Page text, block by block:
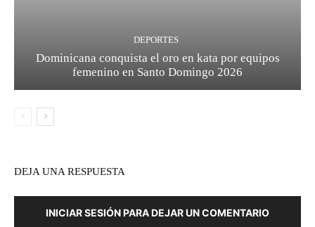
DEPORTES
Dominicana conquista el oro en kata por equipos
femenino en Santo Domingo 2026
DEJA UNA RESPUESTA
INICIAR SESIÓN PARA DEJAR UN COMENTARIO